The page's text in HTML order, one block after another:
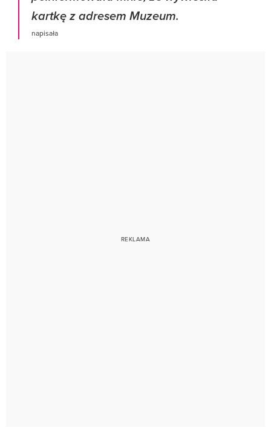
kartkę z adresem Muzeum.
napisała